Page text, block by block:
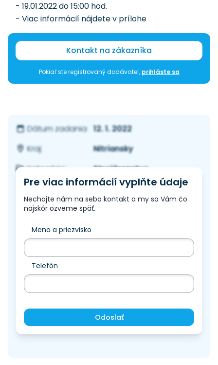
- 19.01.2022 do 15:00 hod.
- Viac informácií nájdete v prílohe
Kontakt na zákazníka
Pokiaľ ste registrovaný dodávateľ, prihláste sa
Dátum zadania: 12. 1. 2022
Kraj:
Nitriansky
Kategória:
Strojárenstvo
Pre viac informácií vyplňte údaje
Nechajte nám na seba kontakt a my sa Vám čo
najskôr ozveme späť.
Meno a priezvisko
Telefón
Odoslať